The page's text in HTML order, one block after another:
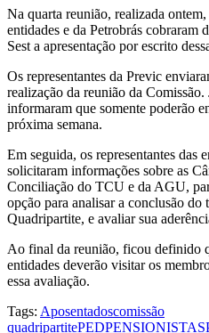
Na quarta reunião, realizada
entidades e da Petrobrás cobraram
Sest a apresentação por escrito
Os representantes da Previc
realização da reunião da Comissão.
informaram que somente poderão
próxima semana.
Em seguida, os representantes das
solicitaram informações sobre as
Conciliação do TCU e da AGU,
opção para analisar a conclusão do
Quadripartite, e avaliar sua
Ao final da reunião, ficou definido
entidades deverão visitar os
essa avaliação.
Tags: Aposentadoscomissão
quadripartitePEDPENSIONISTAS